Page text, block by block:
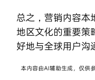
总之，营销内容本
地区文化的重要策
好地与全球用户沟